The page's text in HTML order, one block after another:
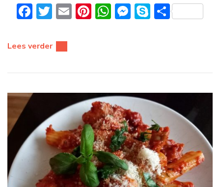
Facebook
Twitter
EmailPinterest
WhatsApp
Messenger
Skype
Delen
Lees verder